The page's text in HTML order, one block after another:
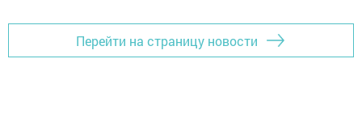
Перейти на страницу новости